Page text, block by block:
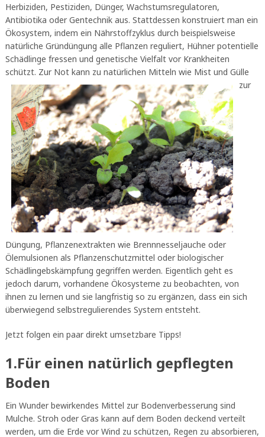
Herbiziden, Pestiziden, Dünger, Wachstumsregulatoren,
Antibiotika oder Gentechnik aus. Stattdessen konstruiert man ein
Ökosystem, indem ein Nährstoffzyklus durch beispielsweise
natürliche Gründüngung alle Pflanzen reguliert, Hühner potentielle
Schädlinge fressen und genetische Vielfalt vor Krankheiten
schützt. Zur Not kann zu natürlichen Mitteln wie Mist und Gülle
zur
Düngung, Pflanzenextrakten wie Brennnesseljauche oder
Ölemulsionen als Pflanzenschutzmittel oder biologischer
Schädlingebskämpfung gegriffen werden. Eigentlich geht es
jedoch darum, vorhandene Ökosysteme zu beobachten, von
ihnen zu lernen und sie langfristig so zu ergänzen, dass ein sich
überwiegend selbstregulierendes System entsteht.
Jetzt folgen ein paar direkt umsetzbare Tipps!
1.Für einen natürlich gepflegten
Boden
Ein Wunder bewirkendes Mittel zur Bodenverbesserung sind
Mulche. Stroh oder Gras kann auf dem Boden deckend verteilt
werden, um die Erde vor Wind zu schützen, Regen zu absorbieren,